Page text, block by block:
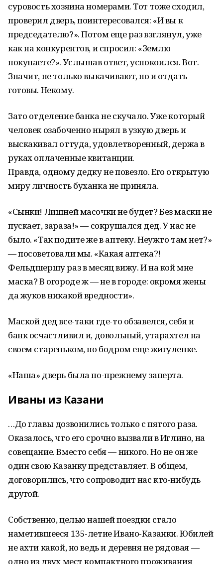
суровость хозяина номерами. Тот тоже сходил,
проверил дверь, поинтересовался: «И вы к
председателю?». Потом еще раз взглянул, уже
как на конкурентов, и спросил: «Землю
покупаете?». Услышав ответ, успокоился. Вот.
Значит, не только выкачивают, но и отдать
готовы. Некому.
Зато отделение банка не скучало. Уже который
человек озабоченно нырял в узкую дверь и
выскакивал оттуда, удовлетворенный, держа в
руках оплаченные квитанции.
Правда, одному дедку не повезло. Его открытую
миру личность буханка не приняла.
«Сынки! Лишней масочки не будет? Без маски не
пускает, зараза!» — сокрушался дед. У нас не
было. «Так подите же в аптеку. Неужто там нет?»
— посоветовали мы. «Какая аптека?!
Фельдшершу раз в месяц вижу. И на кой мне
маска? В огороде ж — не в городе: окромя жены
да жуков никакой вредности».
Маской дед все-таки где-то обзавелся, себя и
банк осчастливил и, довольный, утарахтел на
своем стареньком, но бодром еще жигуленке.
«Наша» дверь была по-прежнему заперта.
Иваны из Казани
…До главы дозвонились только с пятого раза.
Оказалось, что его срочно вызвали в Иглино, на
совещание. Вместо себя — никого. Но не он же
один свою Казанку представляет. В общем,
договорились, что сопроводит нас кто-нибудь
другой.
Собственно, целью нашей поездки стало
наметившееся 135-летие Ивано-Казанки. Юбилей
не ахти какой, но ведь и деревня не рядовая —
одно из двух мест компактного проживания